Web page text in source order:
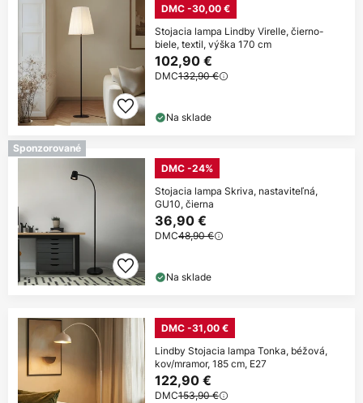
DMC -30,00 €
Stojacia lampa Lindby Virelle, čierno-
biele, textil, výška 170 cm
102,90 €
DMC132,90 €
Na sklade
Sponzorované
DMC -24%
Stojacia lampa Skriva, nastaviteľná,
GU10, čierna
36,90 €
DMC48,90 €
Na sklade
DMC -31,00 €
Lindby Stojacia lampa Tonka, béžová,
kov/mramor, 185 cm, E27
122,90 €
DMC153,90 €